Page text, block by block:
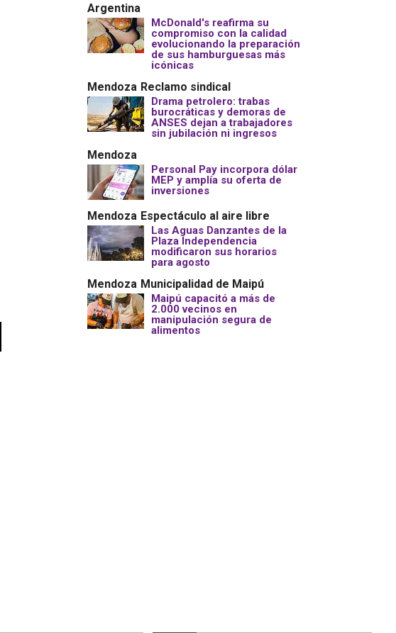
Argentina
McDonald's reafirma su
compromiso con la calidad
evolucionando la preparación
de sus hamburguesas más
icónicas
Mendoza Reclamo sindical
Drama petrolero: trabas
burocráticas y demoras de
ANSES dejan a trabajadores
sin jubilación ni ingresos
Mendoza
Personal Pay incorpora dólar
MEP y amplía su oferta de
inversiones
Mendoza Espectáculo al aire libre
Las Aguas Danzantes de la
Plaza Independencia
modificaron sus horarios
para agosto
Mendoza Municipalidad de Maipú
Maipú capacitó a más de
2.000 vecinos en
manipulación segura de
alimentos